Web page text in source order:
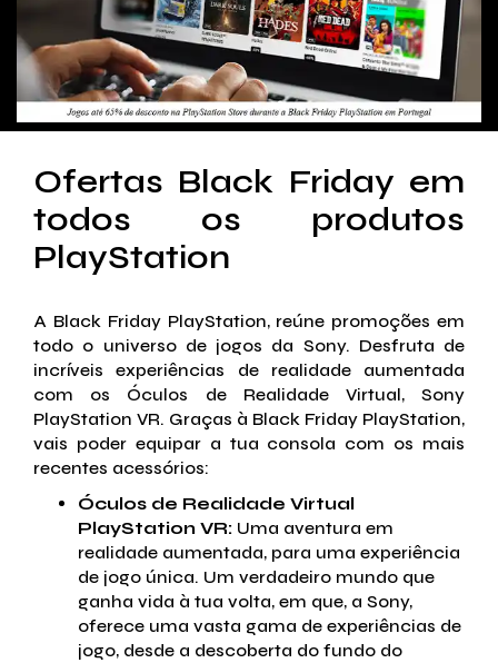
Ofertas Black Friday em
todos os produtos
PlayStation
A Black Friday PlayStation, reúne promoções em
todo o universo de jogos da Sony. Desfruta de
incríveis experiências de realidade aumentada
com os Óculos de Realidade Virtual, Sony
PlayStation VR. Graças à Black Friday PlayStation,
vais poder equipar a tua consola com os mais
recentes acessórios:
Óculos de Realidade Virtual
PlayStation VR: Uma aventura em
realidade aumentada, para uma experiência
de jogo única. Um verdadeiro mundo que
ganha vida à tua volta, em que, a Sony,
oferece uma vasta gama de experiências de
jogo, desde a descoberta do fundo do